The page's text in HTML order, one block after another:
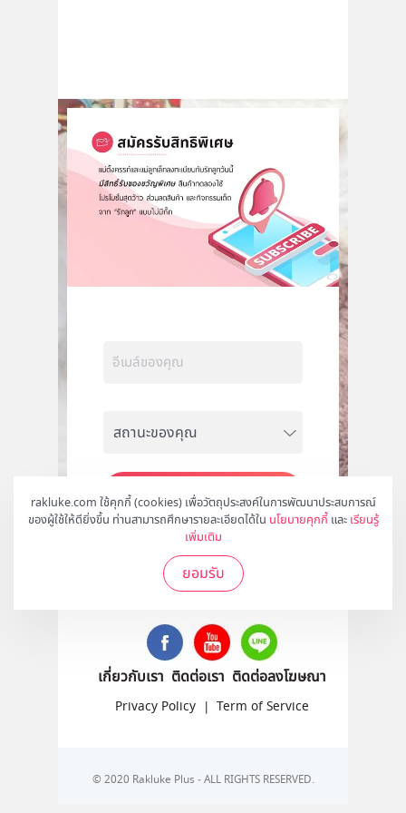
rakluke.com ใช้คุกกี้ (cookies) เพื่อวัตถุประสงค์ในการพัฒนาประสบการณ์
ของผู้ใช้ให้ดียิ่งขึ้น ท่านสามารถศึกษารายละเอียดได้ใน นโยบายคุกกี้ และ เรียนรู้
เพิ่มเติม
ยอมรับ
สมัคร
ติดตามเราได้ที่
เกี่ยวกับเรา ติดต่อเรา ติดต่อลงโฆษณา
Privacy Policy | Term of Service
© 2020 Rakluke Plus - ALL RIGHTS RESERVED.